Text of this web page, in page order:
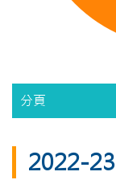
分頁
2022-23